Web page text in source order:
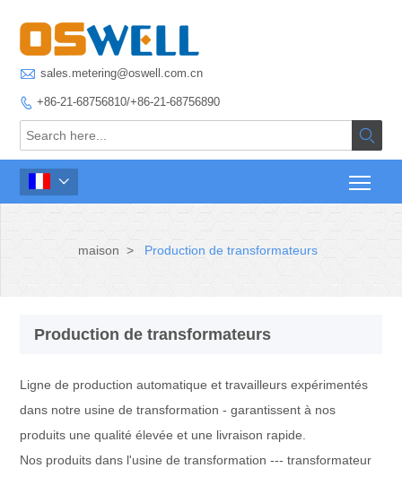
 sales.metering@oswell.com.cn
 +86-21-68756810/+86-21-68756890


maison > Production de transformateurs
Production de transformateurs
Ligne de production automatique et travailleurs expérimentés
dans notre usine de transformation - garantissent à nos
produits une qualité élevée et une livraison rapide.
Nos produits dans l'usine de transformation --- transformateur